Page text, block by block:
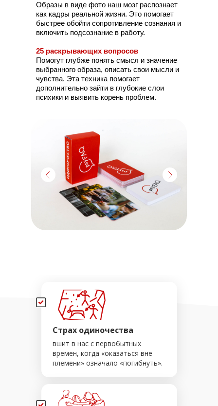
Образы в виде фото наш мозг распознает
как кадры реальной жизни. Это помогает
быстрее обойти сопротивление сознания и
включить подсознание в работу.
25 раскрывающих вопросов
Помогут глубже понять смысл и значение
выбранного образа, описать свои мысли и
чувства. Эта техника помогает
дополнительно зайти в глубокие слои
психики и выявить корень проблем.
Страх одиночества
вшит в нас с первобытных
времен, когда «оказаться вне
племени» означало «погибнуть».